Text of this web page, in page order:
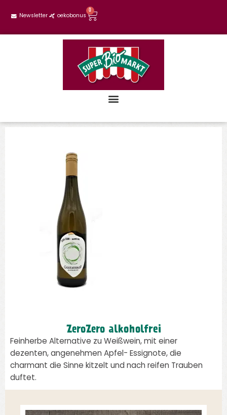
Newsletter oekobonus
0
ZeroZero alkoholfrei
Feinherbe Alternative zu Weißwein, mit einer
dezenten, angenehmen Apfel- Essignote, die
charmant die Sinne kitzelt und nach reifen Trauben
duftet.